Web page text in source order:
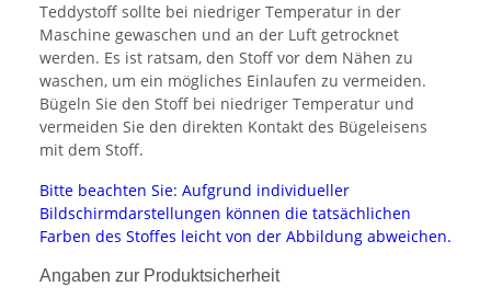
Teddystoff sollte bei niedriger Temperatur in der
Maschine gewaschen und an der Luft getrocknet
werden. Es ist ratsam, den Stoff vor dem Nähen zu
waschen, um ein mögliches Einlaufen zu vermeiden.
Bügeln Sie den Stoff bei niedriger Temperatur und
vermeiden Sie den direkten Kontakt des Bügeleisens
mit dem Stoff.
Bitte beachten Sie: Aufgrund individueller
Bildschirmdarstellungen können die tatsächlichen
Farben des Stoffes leicht von der Abbildung abweichen.
Angaben zur Produktsicherheit